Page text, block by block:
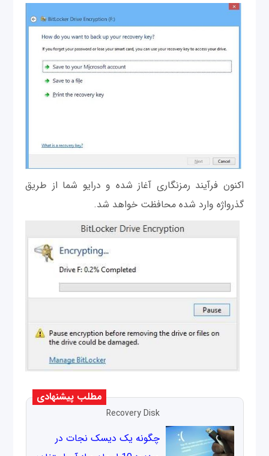
اکنون فرآیند رمزنگاری آغاز شده و درایو شما از طریق
گذرواژه وارد شده محافظت خواهد شد.
مطلب پیشنهادی
Recovery Disk
چگونه یک دیسک نجات در